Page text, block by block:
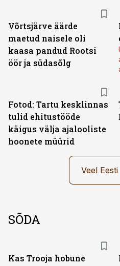
Võrtsjärve äärde
maetud naisele oli
kaasa pandud Rootsi
öör ja südasõlg
Fotod: Tartu kesklinnas
tulid ehitustööde
käigus välja ajalooliste
hoonete müürid
Veel
SÕDA
Kas Trooja hobune